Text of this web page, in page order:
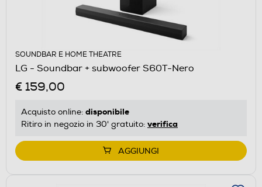
SOUNDBAR E HOME THEATRE
LG - Soundbar + subwoofer S60T-Nero
€ 159,00
Acquisto online: disponibile
Ritiro in negozio in 30' gratuito: verifica
AGGIUNGI